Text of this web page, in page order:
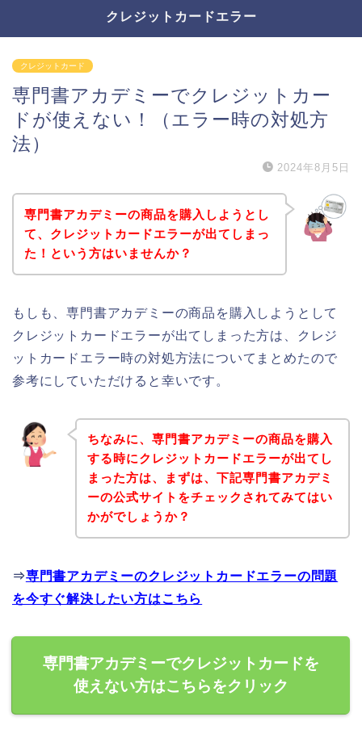
クレジットカードエラー
クレジットカード
専門書アカデミーでクレジットカー
ドが使えない！（エラー時の対処方
法）
2024年8月5日
専門書アカデミーの商品を購入しようとし
て、クレジットカードエラーが出てしまっ
た！という方はいませんか？
もしも、専門書アカデミーの商品を購入しようとして
クレジットカードエラーが出てしまった方は、クレジ
ットカードエラー時の対処方法についてまとめたので
参考にしていただけると幸いです。
ちなみに、専門書アカデミーの商品を購入
する時にクレジットカードエラーが出てし
まった方は、まずは、下記専門書アカデミ
ーの公式サイトをチェックされてみてはい
かがでしょうか？
⇒専門書アカデミーのクレジットカードエラーの問題
を今すぐ解決したい方はこちら
専門書アカデミーでクレジットカードを
使えない方はこちらをクリック